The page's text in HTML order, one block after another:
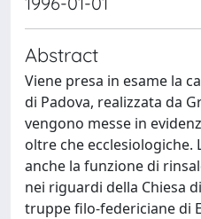
Abstract
Viene presa in esame la
di Padova, realizzata da
vengono messe in
oltre che ecclesiologiche.
anche la funzione di
nei riguardi della Chiesa
truppe filo-federiciane di